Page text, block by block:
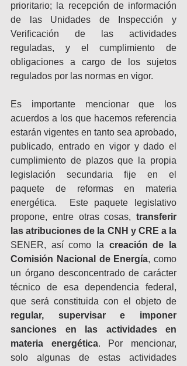
prioritario; la recepción de información
de las Unidades de Inspección y
Verificación de las actividades
reguladas, y el cumplimiento de
obligaciones a cargo de los sujetos
regulados por las normas en vigor.
Es importante mencionar que los
acuerdos a los que hacemos referencia
estarán vigentes en tanto sea aprobado,
publicado, entrado en vigor y dado el
cumplimiento de plazos que la propia
legislación secundaria fije en el
paquete de reformas en materia
energética.  Este paquete legislativo
propone, entre otras cosas, transferir
SENER, así como la creación de la
Comisión Nacional de Energía, como
un órgano desconcentrado de carácter
técnico de esa dependencia federal,
regular, supervisar e imponer
sanciones en las actividades en
materia energética. Por mencionar,
solo algunas de estas actividades